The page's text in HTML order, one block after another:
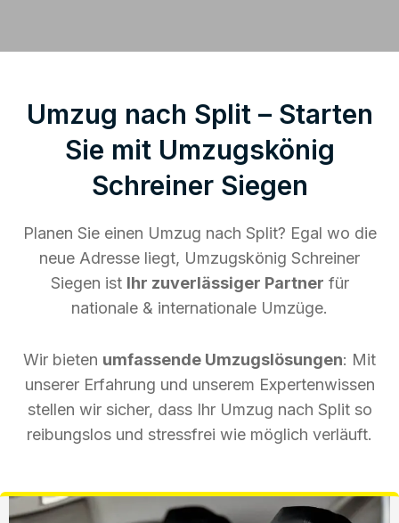
Umzug nach Split – Starten
Sie mit Umzugskönig
Schreiner Siegen
Planen Sie einen Umzug nach Split? Egal wo die
neue Adresse liegt, Umzugskönig Schreiner
Siegen ist Ihr zuverlässiger Partner für
nationale & internationale Umzüge.
Wir bieten umfassende Umzugslösungen: Mit
unserer Erfahrung und unserem Expertenwissen
stellen wir sicher, dass Ihr Umzug nach Split so
reibungslos und stressfrei wie möglich verläuft.